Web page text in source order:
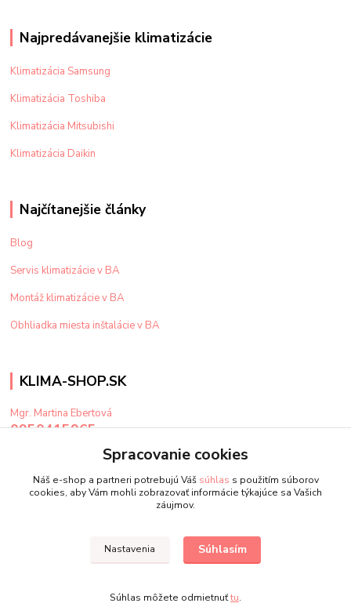
Najpredávanejšie klimatizácie
Klimatizácia Samsung
Klimatizácia Toshiba
Klimatizácia Mitsubishi
Klimatizácia Daikin
Najčítanejšie články
Blog
Servis klimatizácie v BA
Montáž klimatizácie v BA
Obhliadka miesta inštalácie v BA
KLIMA-SHOP.SK
Mgr. Martina Ebertová
0950415965
klima@klima-shop.sk
Upravit sběr cookies.
Spracovanie cookies
Náš e-shop a partneri potrebujú Váš súhlas s použitím súborov
cookies, aby Vám mohli zobrazovať informácie týkajúce sa Vašich
záujmov.
Nastavenia Súhlasím
Súhlas môžete odmietnuťtu.